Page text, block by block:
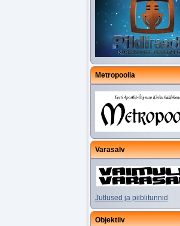
Metropoolia
Varasalv
Jutlused ja piiblitunnid
Objektiiv